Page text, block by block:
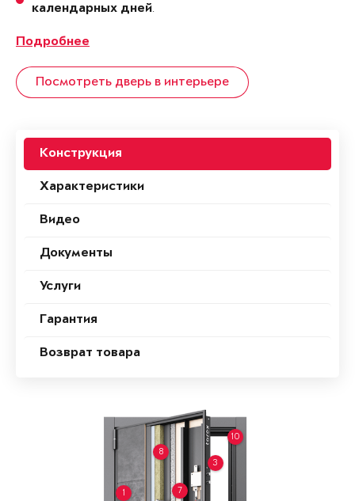
календарных дней.
Подробнее
Посмотреть дверь в интерьере
Конструкция
Характеристики
Видео
Документы
Услуги
Гарантия
Возврат товара
1
3
7
8
10